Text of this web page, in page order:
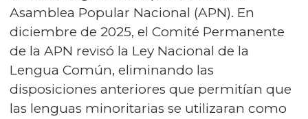
Asamblea Popular Nacional (APN). En
diciembre de 2025, el Comité Permanente
de la APN revisó la Ley Nacional de la
Lengua Común, eliminando las
disposiciones anteriores que permitían que
las lenguas minoritarias se utilizaran como